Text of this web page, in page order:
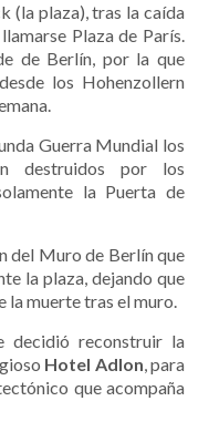
(la plaza), tras la caída
Plaza de París.
de Berlín, por la que
los Hohenzollern
Guerra Mundial los
destruidos por los
la Puerta de
del Muro de Berlín que
la plaza, dejando que
la muerte tras el muro.
decidió reconstruir la
Hotel Adlon, para
que acompaña